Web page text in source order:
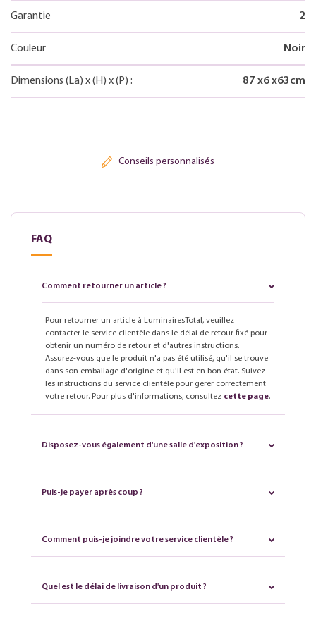
Garantie 2
Couleur Noir
Dimensions (La) x(H) x(P) : 87 x6x63cm
Conseils personnalisés
FAQ
Comment retourner un article ?
Pour retourner un article à LuminairesTotal, veuillez
contacter le service clientèle dans le délai de retour fixé pour
obtenir un numéro de retour et d'autres instructions.
Assurez-vous que le produit n'a pas été utilisé, qu'il se trouve
dans son emballage d'origine et qu'il est en bon état. Suivez
les instructions du service clientèle pour gérer correctement
votre retour. Pour plus d'informations, consultez cette page.
Disposez-vous également d'une salle d'exposition ?
Puis-je payer après coup ?
Comment puis-je joindre votre service clientèle ?
Quel est le délai de livraison d'un produit ?